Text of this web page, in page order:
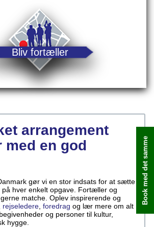
Bliv fortæller
arrangement
med en god
gør vi en stor indsats for at sætte
hver enkelt opgave. Fortæller og
matche. Oplev inspirerende og
rejseledere foredrag og lær mere om alt
og personer til kultur,
hygge.
Book med det samme